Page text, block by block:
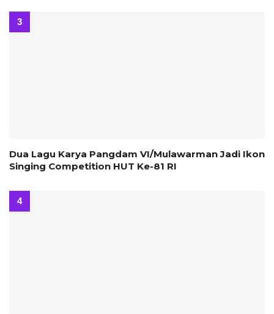
Dua Lagu Karya Pangdam VI/Mulawarman Jadi Ikon
Singing Competition HUT Ke-81 RI